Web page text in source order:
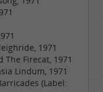
1971
The Firecat, 1971
Lindum, 1971
(Label: